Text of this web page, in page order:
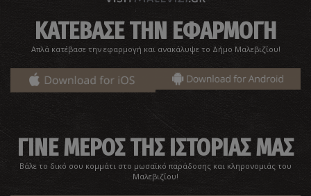
ΚΑΤΕΒΑΣΕ ΤΗΝ ΕΦΑΡΜΟΓΗ
Απλά κατέβασε την εφαρμογή και ανακάλυψε το Δήμο Μαλεβιζίου!
ΓΙΝΕ ΜΕΡΟΣ ΤΗΣ ΙΣΤΟΡΙΑΣ ΜΑΣ
Βάλε το δικό σου κομμάτι στο μωσαϊκό παράδοσης και κληρονομιάς του
Μαλεβιζίου!